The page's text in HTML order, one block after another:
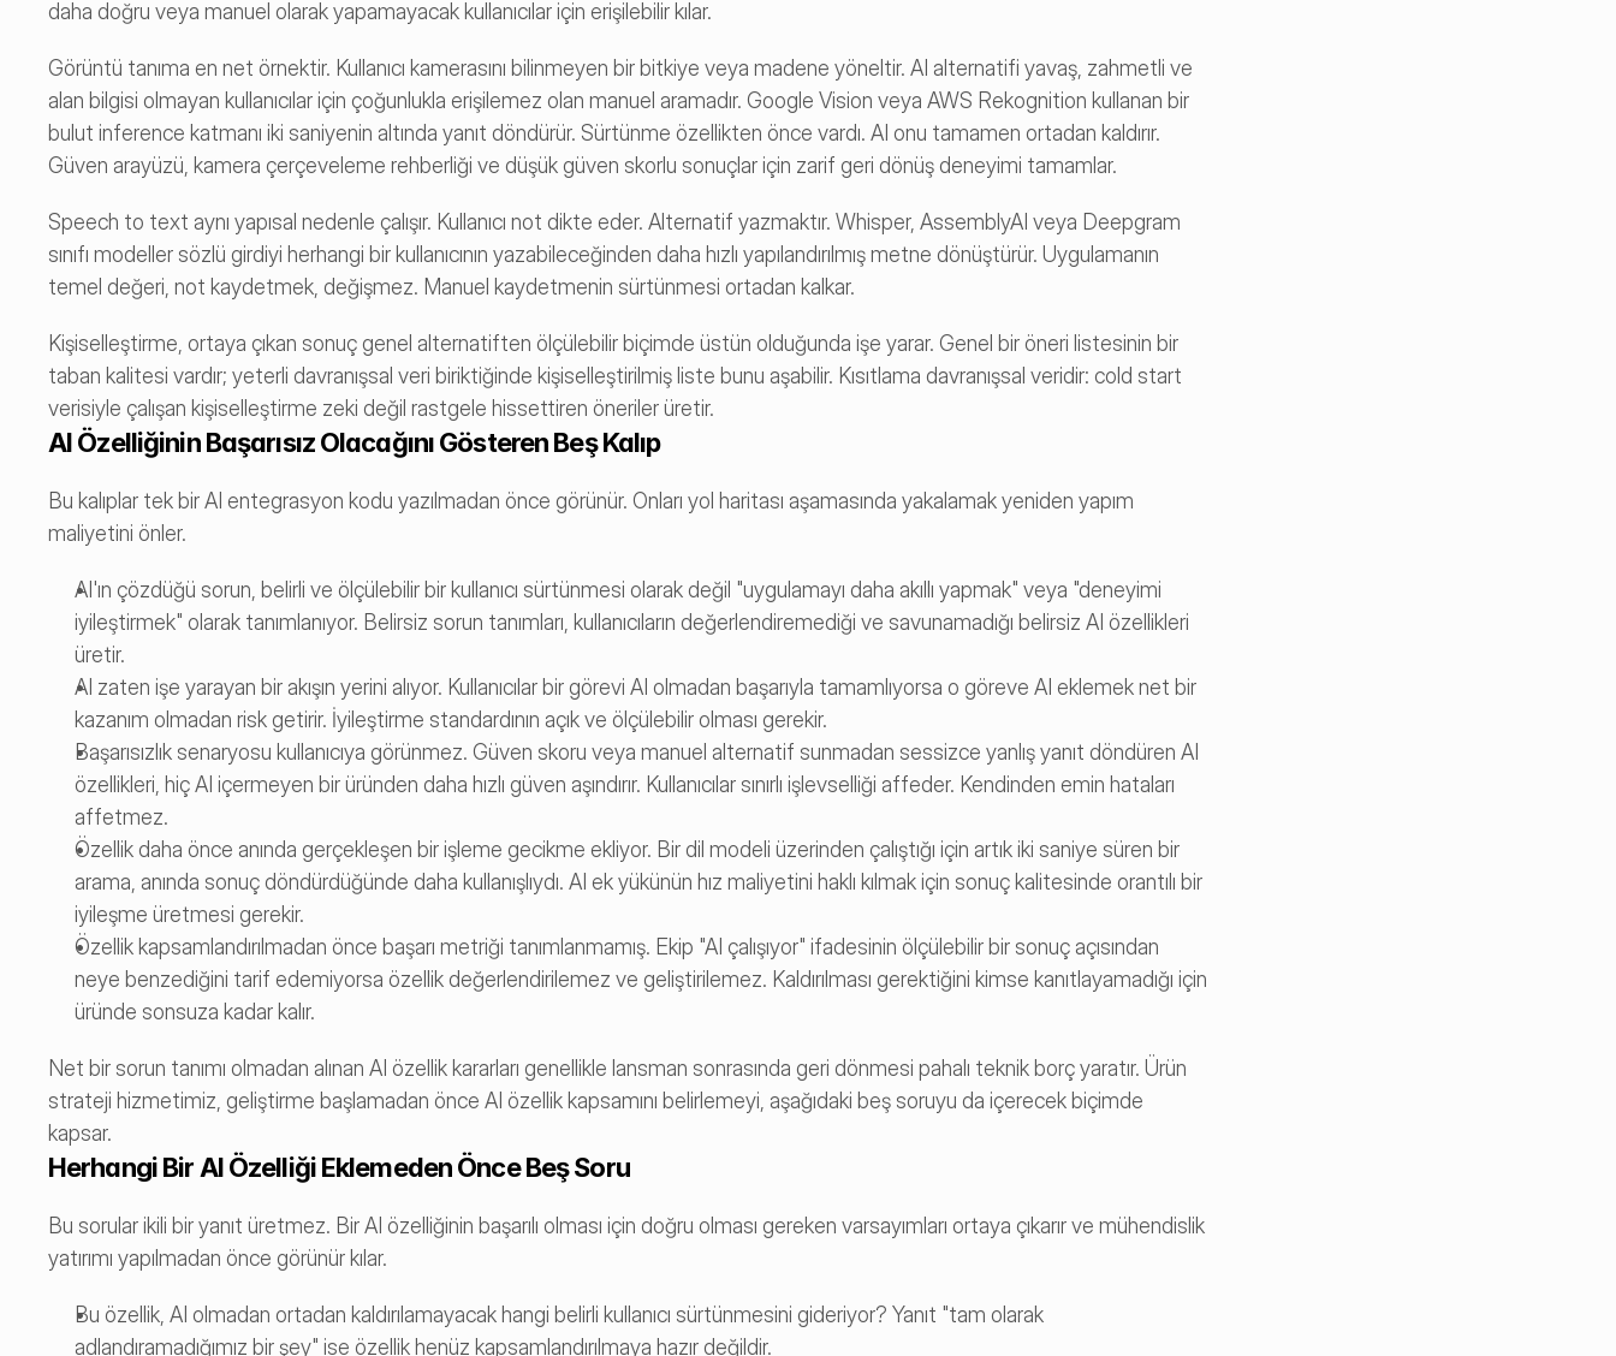
daha doğru veya manuel olarak yapamayacak kullanıcılar için erişilebilir kılar.
Görüntü tanıma en net örnektir. Kullanıcı kamerasını bilinmeyen bir bitkiye veya madene yöneltir. AI alternatifi yavaş, zahmetli ve
alan bilgisi olmayan kullanıcılar için çoğunlukla erişilemez olan manuel aramadır. Google Vision veya AWS Rekognition kullanan bir
bulut inference katmanı iki saniyenin altında yanıt döndürür. Sürtünme özellikten önce vardı. AI onu tamamen ortadan kaldırır.
Güven arayüzü, kamera çerçeveleme rehberliği ve düşük güven skorlu sonuçlar için zarif geri dönüş deneyimi tamamlar.
Speech to text aynı yapısal nedenle çalışır. Kullanıcı not dikte eder. Alternatif yazmaktır. Whisper, AssemblyAI veya Deepgram
sınıfı modeller sözlü girdiyi herhangi bir kullanıcının yazabileceğinden daha hızlı yapılandırılmış metne dönüştürür. Uygulamanın
temel değeri, not kaydetmek, değişmez. Manuel kaydetmenin sürtünmesi ortadan kalkar.
Kişiselleştirme, ortaya çıkan sonuç genel alternatiften ölçülebilir biçimde üstün olduğunda işe yarar. Genel bir öneri listesinin bir
taban kalitesi vardır; yeterli davranışsal veri biriktiğinde kişiselleştirilmiş liste bunu aşabilir. Kısıtlama davranışsal veridir: cold start
verisiyle çalışan kişiselleştirme zeki değil rastgele hissettiren öneriler üretir.
AI Özelliğinin Başarısız Olacağını Gösteren Beş Kalıp
Bu kalıplar tek bir AI entegrasyon kodu yazılmadan önce görünür. Onları yol haritası aşamasında yakalamak yeniden yapım
maliyetini önler.
AI'ın çözdüğü sorun, belirli ve ölçülebilir bir kullanıcı sürtünmesi olarak değil "uygulamayı daha akıllı yapmak" veya "deneyimi
iyileştirmek" olarak tanımlanıyor. Belirsiz sorun tanımları, kullanıcıların değerlendiremediği ve savunamadığı belirsiz AI özellikleri
üretir.
AI zaten işe yarayan bir akışın yerini alıyor. Kullanıcılar bir görevi AI olmadan başarıyla tamamlıyorsa o göreve AI eklemek net bir
kazanım olmadan risk getirir. İyileştirme standardının açık ve ölçülebilir olması gerekir.
Başarısızlık senaryosu kullanıcıya görünmez. Güven skoru veya manuel alternatif sunmadan sessizce yanlış yanıt döndüren AI
özellikleri, hiç AI içermeyen bir üründen daha hızlı güven aşındırır. Kullanıcılar sınırlı işlevselliği affeder. Kendinden emin hataları
affetmez.
Özellik daha önce anında gerçekleşen bir işleme gecikme ekliyor. Bir dil modeli üzerinden çalıştığı için artık iki saniye süren bir
arama, anında sonuç döndürdüğünde daha kullanışlıydı. AI ek yükünün hız maliyetini haklı kılmak için sonuç kalitesinde orantılı bir
iyileşme üretmesi gerekir.
Özellik kapsamlandırılmadan önce başarı metriği tanımlanmamış. Ekip "AI çalışıyor" ifadesinin ölçülebilir bir sonuç açısından
neye benzediğini tarif edemiyorsa özellik değerlendirilemez ve geliştirilemez. Kaldırılması gerektiğini kimse kanıtlayamadığı için
üründe sonsuza kadar kalır.
Net bir sorun tanımı olmadan alınan AI özellik kararları genellikle lansman sonrasında geri dönmesi pahalı teknik borç yaratır. Ürün
strateji hizmetimiz, geliştirme başlamadan önce AI özellik kapsamını belirlemeyi, aşağıdaki beş soruyu da içerecek biçimde
kapsar.
Herhangi Bir AI Özelliği Eklemeden Önce Beş Soru
Bu sorular ikili bir yanıt üretmez. Bir AI özelliğinin başarılı olması için doğru olması gereken varsayımları ortaya çıkarır ve mühendislik
yatırımı yapılmadan önce görünür kılar.
Bu özellik, AI olmadan ortadan kaldırılamayacak hangi belirli kullanıcı sürtünmesini gideriyor? Yanıt "tam olarak
adlandıramadığımız bir şey" ise özellik henüz kapsamlandırılmaya hazır değildir.